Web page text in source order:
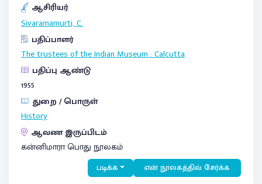
ஆசிரியர்
Sivaramamurti, C.
பதிப்பாளர்
The trustees of the Indian Museum:Calcutta
பதிப்பு ஆண்டு
1955
துறை / பொருள்
History
ஆவண இருப்பிடம்
கன்னிமாரா பொது நூலகம்
படிக்க என் நூலகத்தில் சேர்க்க